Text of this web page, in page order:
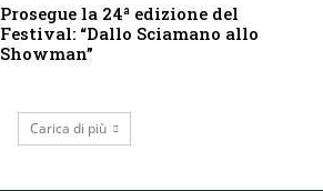
Prosegue la 24ª edizione del
Festival: “Dallo Sciamano allo
Showman”
Carica di più